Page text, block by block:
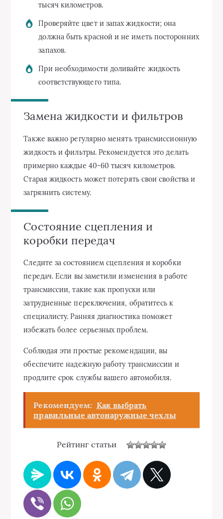
тысяч километров.
Проверяйте цвет и запах жидкости; она
должна быть красной и не иметь посторонних
запахов.
При необходимости доливайте жидкость
соответствующего типа.
Замена жидкости и фильтров
Также важно регулярно менять трансмиссионную
жидкость и фильтры. Рекомендуется это делать
примерно каждые 40-60 тысяч километров.
Старая жидкость может потерять свои свойства и
загрязнить систему.
Состояние сцепления и
коробки передач
Следите за состоянием сцепления и коробки
передач. Если вы заметили изменения в работе
трансмиссии, такие как пропуски или
затрудненные переключения, обратитесь к
специалисту. Ранняя диагностика поможет
избежать более серьезных проблем.
Соблюдая эти простые рекомендации, вы
обеспечите надежную работу трансмиссии и
продлите срок службы вашего автомобиля.
Рекомендуем: Как выбрать
правильные автонаружные чехлы
Рейтинг статьи